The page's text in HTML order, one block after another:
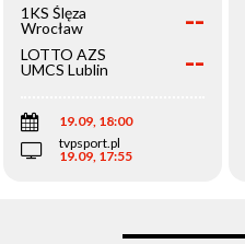
1KS Ślęza
Wrocław
--
LOTTO AZS
UMCS Lublin
--
19.09, 18:00
tvpsport.pl
19.09, 17:55